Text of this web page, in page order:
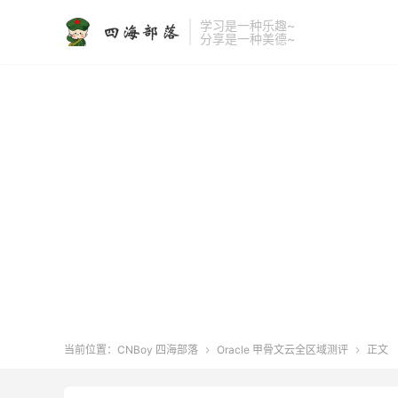
学习是一种乐趣~
分享是一种美德~
当前位置： CNBoy 四海部落  Oracle 甲骨文云全区域测评  正文